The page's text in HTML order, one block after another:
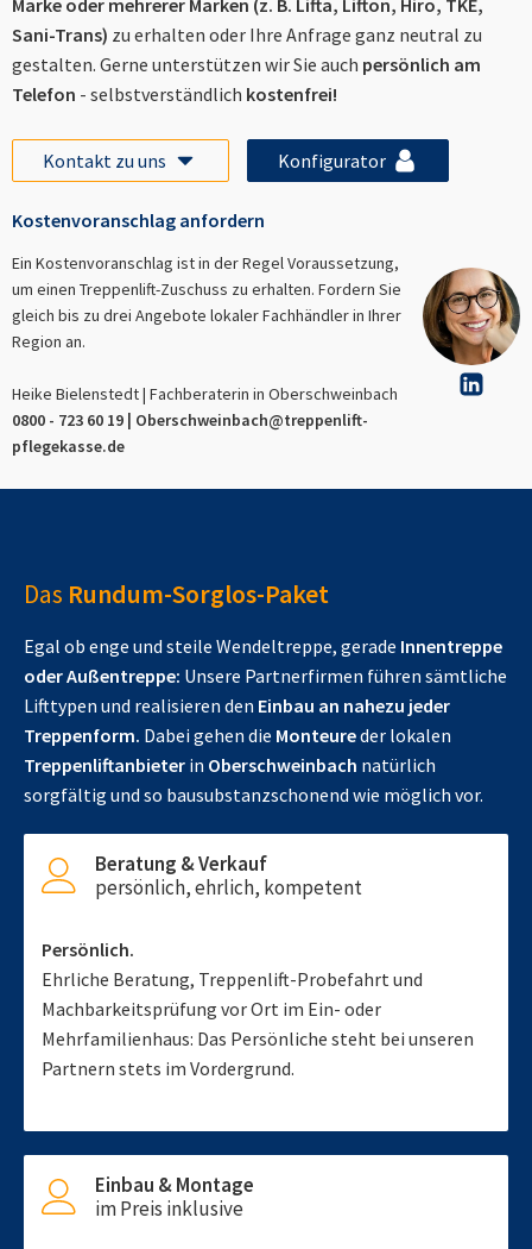
Marke oder mehrerer Marken (z. B. Lifta, Lifton, Hiro, TKE,
Sani-Trans) zu erhalten oder Ihre Anfrage ganz neutral zu
gestalten. Gerne unterstützen wir Sie auch persönlich am
Telefon - selbstverständlich kostenfrei!
Kontakt zu uns Konfigurator
Kostenvoranschlag anfordern
Ein Kostenvoranschlag ist in der Regel Voraussetzung,
um einen Treppenlift-Zuschuss zu erhalten. Fordern Sie
gleich bis zu drei Angebote lokaler Fachhändler in Ihrer
Region an.
Heike Bielenstedt | Fachberaterin in Oberschweinbach
0800 - 723 60 19 | Oberschweinbach@treppenlift-
pflegekasse.de
Das Rundum-Sorglos-Paket
Egal ob enge und steile Wendeltreppe, gerade Innentreppe
oder Außentreppe: Unsere Partnerfirmen führen sämtliche
Lifttypen und realisieren den Einbau an nahezu jeder
Treppenform. Dabei gehen die Monteureder lokalen
Treppenliftanbieter in Oberschweinbach natürlich
sorgfältig und so bausubstanzschonend wie möglich vor.
Beratung & Verkauf
persönlich, ehrlich, kompetent
Persönlich.
Ehrliche Beratung, Treppenlift-Probefahrt und
Machbarkeitsprüfung vor Ort im Ein- oder
Mehrfamilienhaus: Das Persönliche steht bei unseren
Partnern stets im Vordergrund.
Einbau & Montage
im Preis inklusive